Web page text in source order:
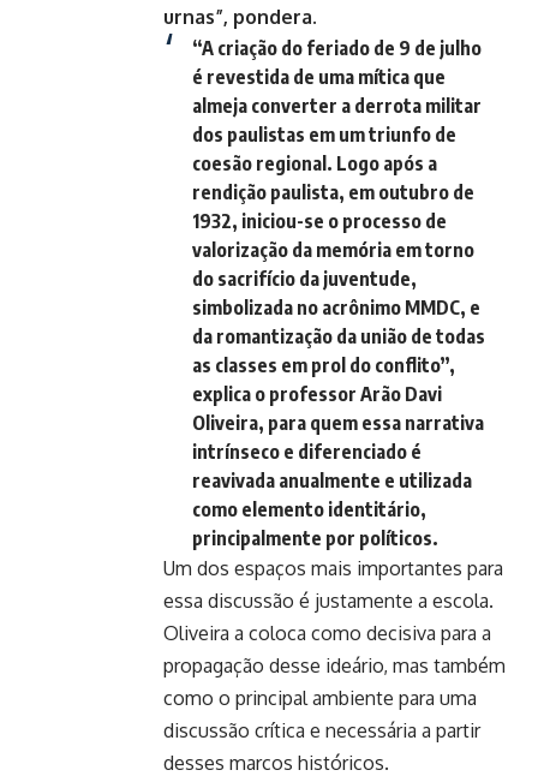
urnas”, pondera.
“A criação do feriado de 9 de julho
é revestida de uma mítica que
almeja converter a derrota militar
dos paulistas em um triunfo de
coesão regional. Logo após a
rendição paulista, em outubro de
1932, iniciou-se o processo de
valorização da memória em torno
do sacrifício da juventude,
simbolizada no acrônimo MMDC, e
da romantização da união de todas
as classes em prol do conflito”,
explica o professor Arão Davi
Oliveira, para quem essa narrativa
intrínseco e diferenciado é
reavivada anualmente e utilizada
como elemento identitário,
principalmente por políticos.
Um dos espaços mais importantes para
essa discussão é justamente a escola.
Oliveira a coloca como decisiva para a
propagação desse ideário, mas também
como o principal ambiente para uma
discussão crítica e necessária a partir
desses marcos históricos.